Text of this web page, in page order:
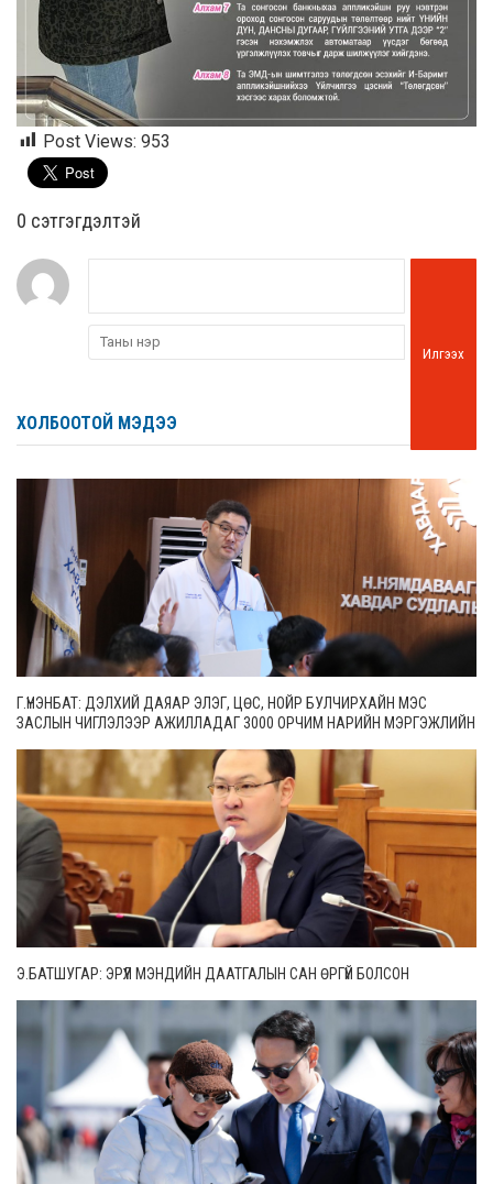
Post Views: 953
0 cэтгэгдэлтэй
Илгээх
ХОЛБООТОЙ МЭДЭЭ
Г.ҮНЭНБАТ: ДЭЛХИЙ ДАЯАР ЭЛЭГ, ЦӨС, НОЙР БУЛЧИРХАЙН МЭС
ЗАСЛЫН ЧИГЛЭЛЭЭР АЖИЛЛАДАГ 3000 ОРЧИМ НАРИЙН МЭРГЭЖЛИЙН
Э.БАТШУГАР: ЭРҮҮЛ МЭНДИЙН ДААТГАЛЫН САН ӨРГҮЙ БОЛСОН